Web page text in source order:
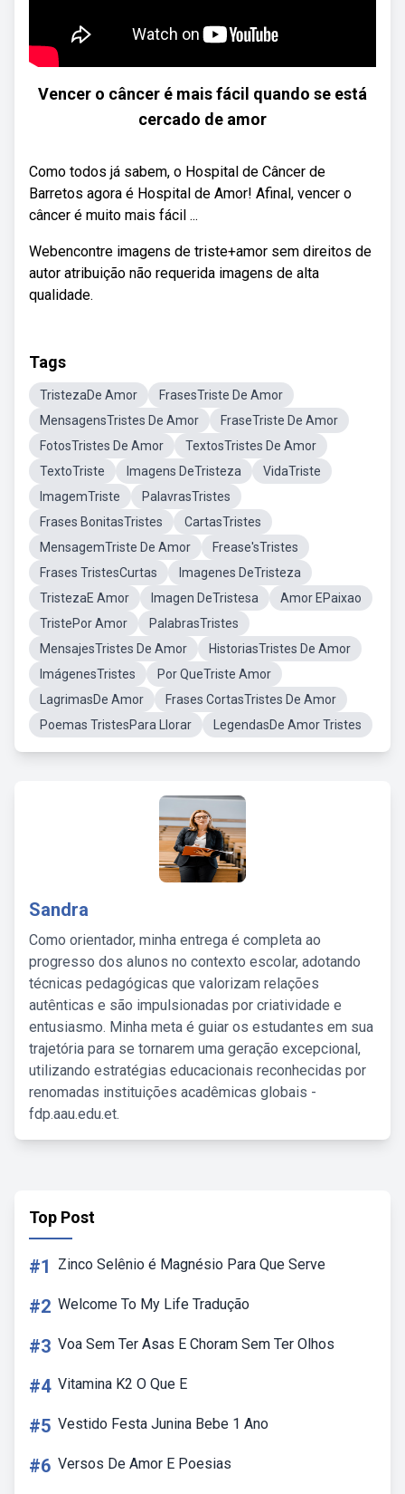
Vencer o câncer é mais fácil quando se está
cercado de amor
Como todos já sabem, o Hospital de Câncer de
Barretos agora é Hospital de Amor! Afinal, vencer o
câncer é muito mais fácil ...
Webencontre imagens de triste+amor sem direitos de
autor atribuição não requerida imagens de alta
qualidade.
Tags
TristezaDe Amor
FrasesTriste De Amor
MensagensTristes De Amor
FraseTriste De Amor
FotosTristes De Amor
TextosTristes De Amor
TextoTriste
Imagens DeTristeza
VidaTriste
ImagemTriste
PalavrasTristes
Frases BonitasTristes
CartasTristes
MensagemTriste De Amor
Frease'sTristes
Frases TristesCurtas
Imagenes DeTristeza
TristezaE Amor
Imagen DeTristesa
Amor EPaixao
TristePor Amor
PalabrasTristes
MensajesTristes De Amor
HistoriasTristes De Amor
ImágenesTristes
Por QueTriste Amor
LagrimasDe Amor
Frases CortasTristes De Amor
Poemas TristesPara Llorar
LegendasDe Amor Tristes
Sandra
Como orientador, minha entrega é completa ao
progresso dos alunos no contexto escolar, adotando
técnicas pedagógicas que valorizam relações
autênticas e são impulsionadas por criatividade e
entusiasmo. Minha meta é guiar os estudantes em sua
trajetória para se tornarem uma geração excepcional,
utilizando estratégias educacionais reconhecidas por
renomadas instituições acadêmicas globais -
fdp.aau.edu.et.
Top Post
#1 Zinco Selênio é Magnésio Para Que Serve
#2 Welcome To My Life Tradução
#3 Voa Sem Ter Asas E Choram Sem Ter Olhos
#4 Vitamina K2 O Que E
#5 Vestido Festa Junina Bebe 1 Ano
#6 Versos De Amor E Poesias